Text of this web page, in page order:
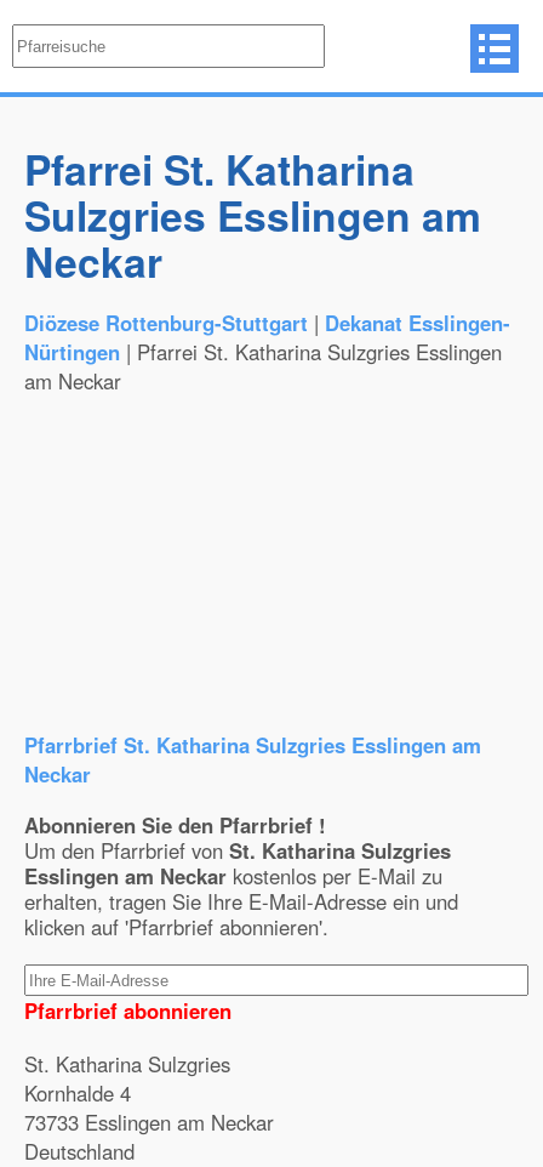
Pfarrei St. Katharina
Sulzgries Esslingen am
Neckar
Diözese Rottenburg-Stuttgart | Dekanat Esslingen-
Nürtingen | Pfarrei St. Katharina Sulzgries Esslingen
am Neckar
Pfarrbrief St. Katharina Sulzgries Esslingen am
Neckar
Abonnieren Sie den Pfarrbrief !
Um den Pfarrbrief von St. Katharina Sulzgries
Esslingen am Neckar kostenlos per E-Mail zu
erhalten, tragen Sie Ihre E-Mail-Adresse ein und
klicken auf 'Pfarrbrief abonnieren'.
Pfarrbrief abonnieren
St. Katharina Sulzgries
Kornhalde 4
73733 Esslingen am Neckar
Deutschland